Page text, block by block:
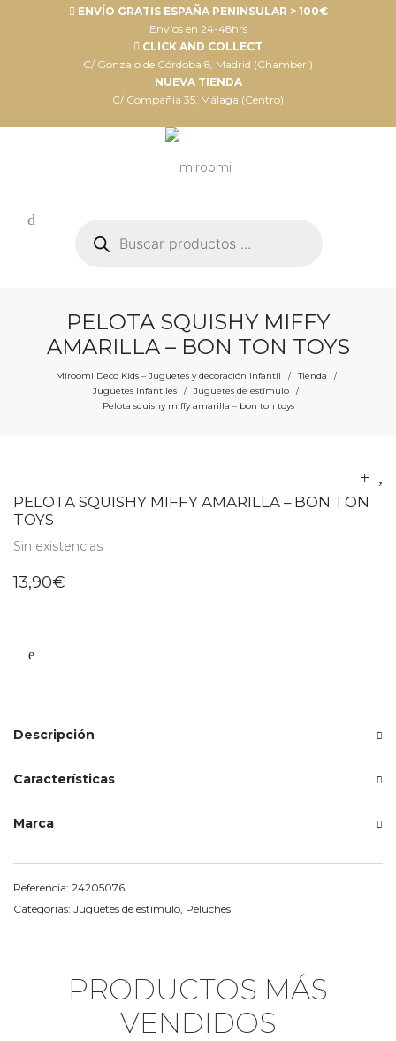
ENVÍO GRATIS ESPAÑA PENINSULAR > 100€
Envíos en 24-48hrs
CLICK AND COLLECT
C/ Gonzalo de Córdoba 8, Madrid (Chamberí)
NUEVA TIENDA
C/ Compañia 35, Málaga (Centro)
productos
PELOTA SQUISHY MIFFY
AMARILLA – BON TON TOYS
Miroomi Deco Kids – Juguetes y decoración Infantil / Tienda /
Juguetes infantiles / Juguetes de estímulo /
Pelota squishy miffy amarilla – bon ton toys
PELOTA SQUISHY MIFFY AMARILLA – BON TON
TOYS
Sin existencias
13,90€
Descripción
Características
Marca
Referencia: 24205076
Categorías: Juguetes de estímulo Peluches
PRODUCTOS MÁS
VENDIDOS